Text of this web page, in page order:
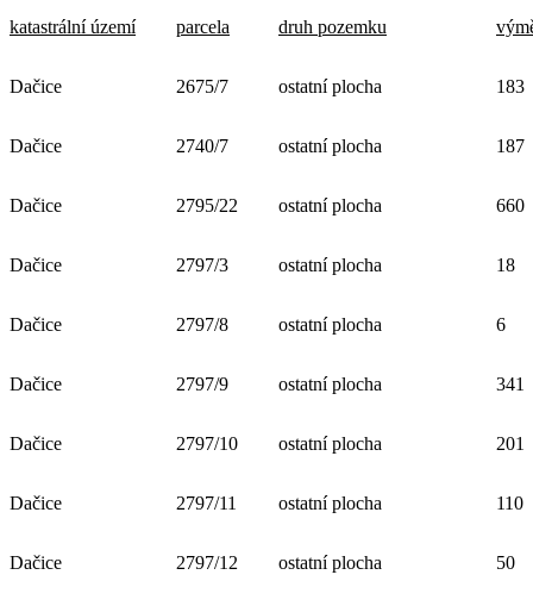
katastrální území parcela druh pozemku
Dačice 2675/7 ostatní plocha 183
Dačice 2740/7 ostatní plocha 187
Dačice 2795/22 ostatní plocha 660
Dačice 2797/3 ostatní plocha 18
Dačice 2797/8 ostatní plocha 6
Dačice 2797/9 ostatní plocha 341
Dačice 2797/10 ostatní plocha 201
Dačice 2797/11 ostatní plocha 110
Dačice 2797/12 ostatní plocha 50